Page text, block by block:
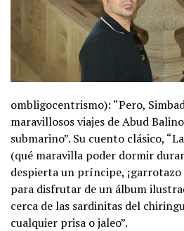
ombligocentrismo): “Pero,
maravillosos viajes de Abud
submarino”. Su cuento clásico,
(qué maravilla poder dormir
despierta un príncipe,
para disfrutar de un álbum
cerca de las sardinitas del
cualquier prisa o jaleo”.